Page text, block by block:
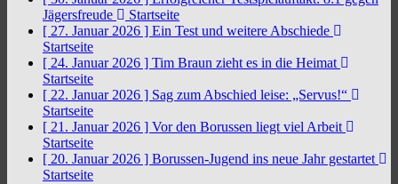
Jägersfreude
Startseite
[ 27. Januar 2026 ] Ein Test und weitere Abschiede
Startseite
[ 24. Januar 2026 ] Tim Braun zieht es in die Heimat
Startseite
[ 22. Januar 2026 ] Sag zum Abschied leise: „Servus!“
Startseite
[ 21. Januar 2026 ] Vor den Borussen liegt viel Arbeit
Startseite
[ 20. Januar 2026 ] Borussen-Jugend ins neue Jahr gestartet
Startseite